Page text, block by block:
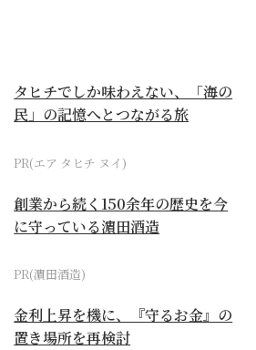
タヒチでしか味わえない、「海の
民」の記憶へとつながる旅
PR(エア タヒチ ヌイ)
創業から続く150余年の歴史を今
に守っている濵田酒造
PR(濵田酒造)
金利上昇を機に、『守るお金』の
置き場所を再検討